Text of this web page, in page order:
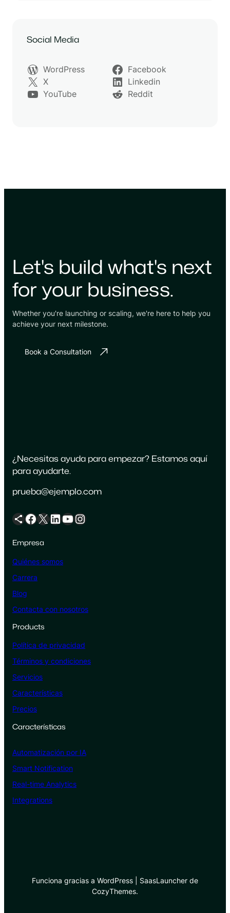
Social Media
WordPress
Facebook
X
Linkedin
YouTube
Reddit
Let's build what's next
for your business.
Whether you're launching or scaling, we're here to help you
achieve your next milestone.
Book a Consultation
¿Necesitas ayuda para empezar? Estamos aquí
para ayudarte.
prueba@ejemplo.com
Icono de compartir Facebook X LinkedIn YouTube Instagram
Empresa
Quiénes somos
Carrera
Blog
Contacta con nosotros
Products
Política de privacidad
Términos y condiciones
Servicios
Características
Precios
Características
Automatización por IA
Smart Notification
Real-time Analytics
Integrations
Funciona gracias a WordPress | SaasLauncher de
CozyThemes.